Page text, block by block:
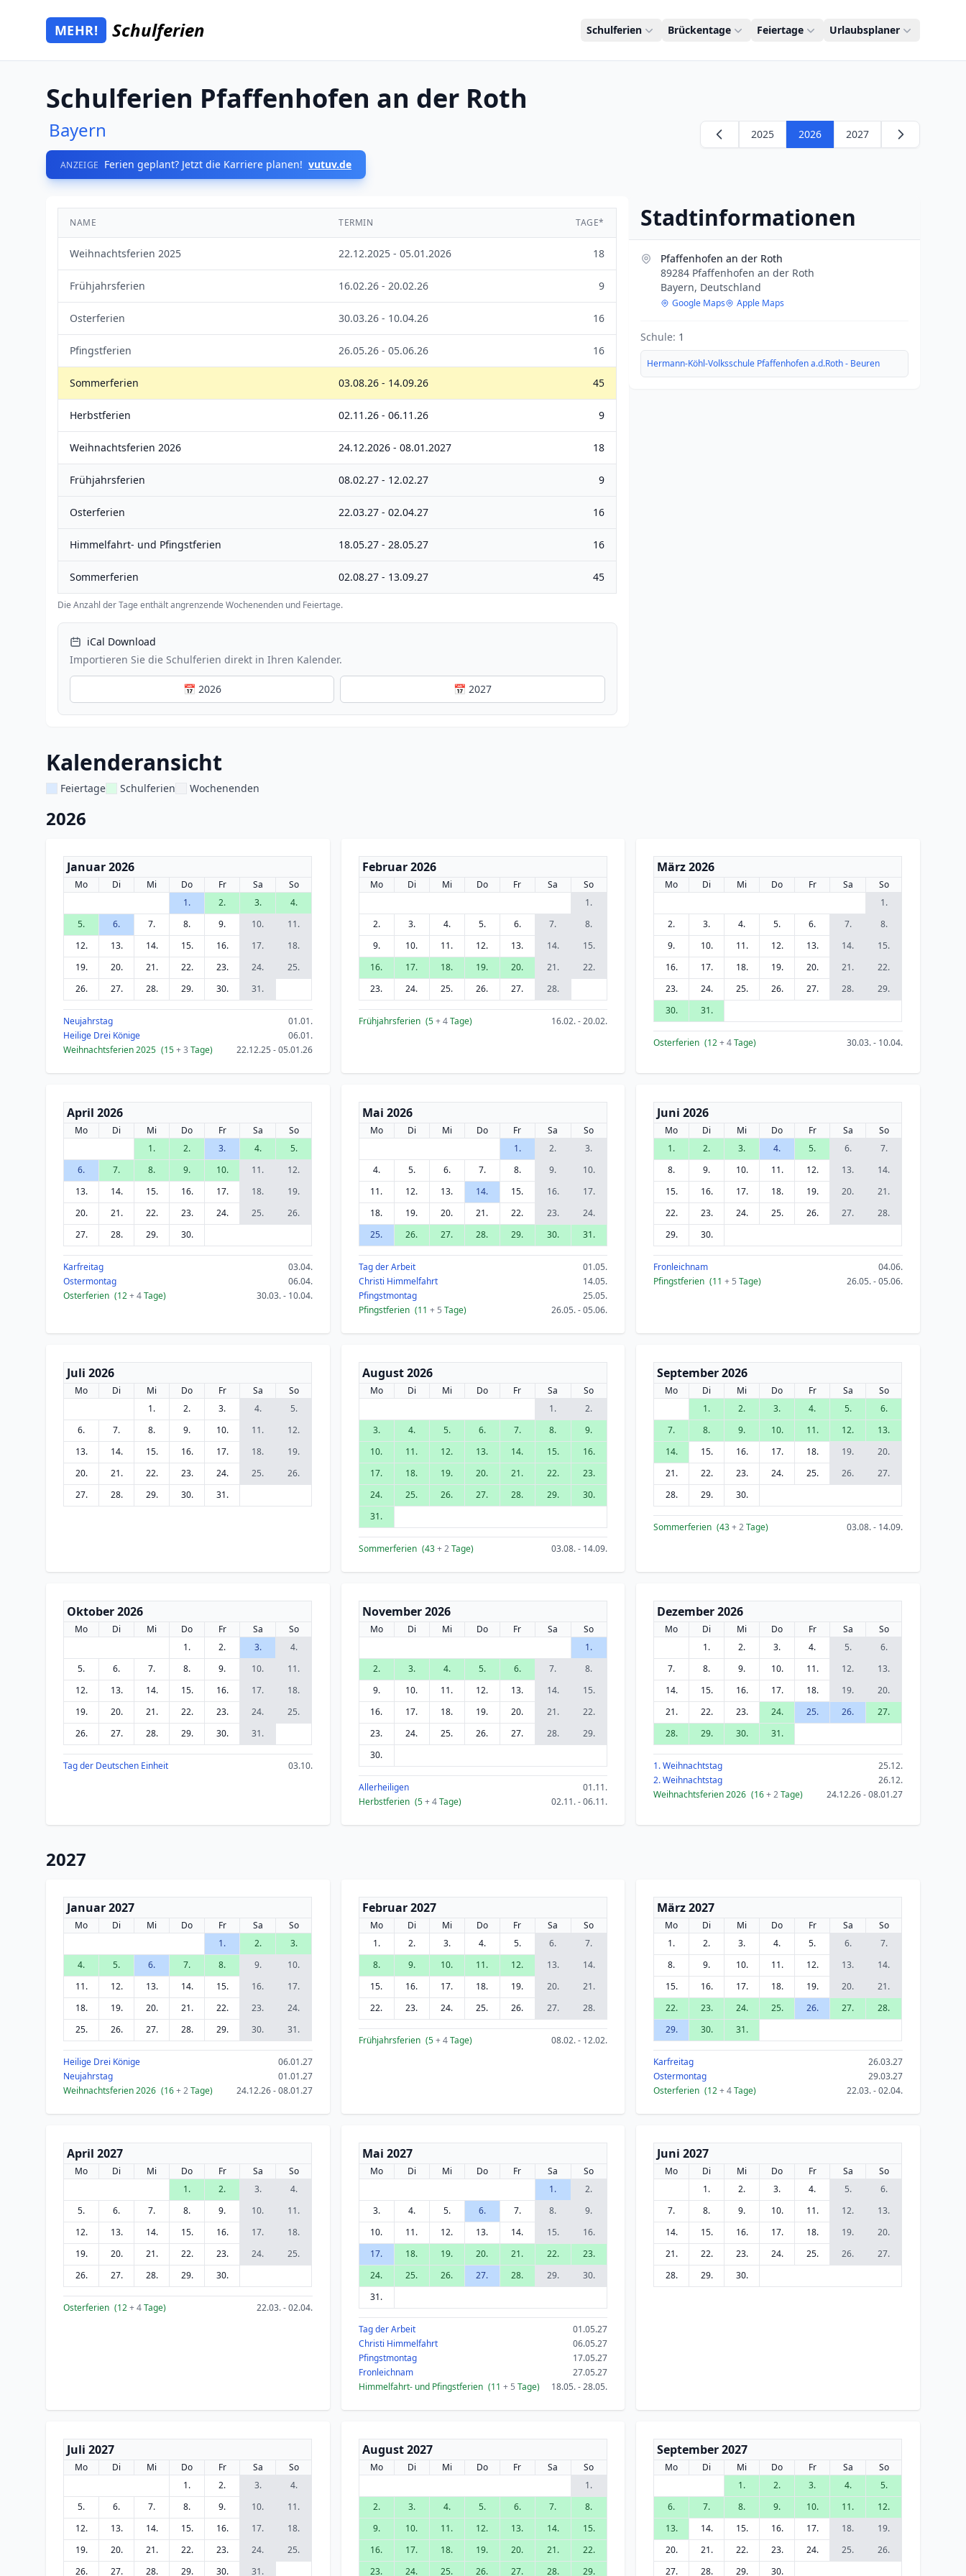
Zum Hauptinhalt springen
Mehr Schulferien
MEHR! Schulferien Schulferien Brückentage Feiertage Urlaubsplaner
Schulferien Pfaffenhofen an der Roth
Bayern
ANZEIGE Ferien geplant? Jetzt die Karriere planen! vutuv.de
2025 2026 2027
NAME TERMIN TAGE*
Weihnachtsferien 2025 22.12.2025 - 05.01.2026 18
Frühjahrsferien 16.02.26 - 20.02.26 9
Osterferien 30.03.26 - 10.04.26 16
Pfingstferien 26.05.26 - 05.06.26 16
Sommerferien 03.08.26 - 14.09.26 45
Herbstferien 02.11.26 - 06.11.26 9
Weihnachtsferien 2026 24.12.2026 - 08.01.2027 18
Frühjahrsferien 08.02.27 - 12.02.27 9
Osterferien 22.03.27 - 02.04.27 16
Himmelfahrt- und Pfingstferien 18.05.27 - 28.05.27 16
Sommerferien 02.08.27 - 13.09.27 45
Die Anzahl der Tage enthält angrenzende Wochenenden und Feiertage.
iCal Download
Importieren Sie die Schulferien direkt in Ihren Kalender.
📅 2026 📅 2027
Stadtinformationen
Pfaffenhofen an der Roth
89284 Pfaffenhofen an der Roth
Bayern, Deutschland
Google Maps Apple Maps
Schule: 1
Hermann-Köhl-Volksschule Pfaffenhofen a.d.Roth - Beuren
Kalenderansicht
Feiertage Schulferien Wochenenden
2026
Januar 2026
Mo Di Mi Do Fr Sa
So
1.
2. 3.
4.
5.
6. 7. 8. 9. 10.
11.
12.
13. 14. 15. 16. 17.
18.
19.
20. 21. 22. 23. 24.
25.
26.
27. 28. 29. 30. 31.
Neujahrstag
01.01.
Heilige Drei Könige
06.01.
Weihnachtsferien 2025 (15+ 3 Tage) 22.12.25 - 05.01.26
Februar 2026
Mo Di Mi Do Fr Sa
So
1.
2.
3. 4. 5. 6. 7.
8.
9.
10. 11. 12. 13. 14.
15.
16.
17. 18. 19. 20. 21.
22.
23.
24. 25. 26. 27. 28.
Frühjahrsferien (5+ 4Tage) 16.02. - 20.02.
März 2026
Mo Di Mi Do Fr Sa
So
1.
2.
3. 4. 5. 6. 7.
8.
9.
10. 11. 12. 13. 14.
15.
16.
17. 18. 19. 20. 21.
22.
23.
24. 25. 26. 27. 28.
29.
30.
31.
Osterferien (12+ 4Tage) 30.03. - 10.04.
April 2026
Mo Di Mi Do Fr Sa
So
1.
2. 3. 4.
5.
6.
7. 8. 9. 10. 11.
12.
13.
14. 15. 16. 17. 18.
19.
20.
21. 22. 23. 24. 25.
26.
27.
28. 29. 30.
Karfreitag
03.04.
Ostermontag
06.04.
Osterferien (12+ 4Tage) 30.03. - 10.04.
Mai 2026
Mo Di Mi Do Fr Sa
So
1.
2.
3.
4.
5. 6. 7. 8. 9.
10.
11.
12. 13. 14. 15. 16.
17.
18.
19. 20. 21. 22. 23.
24.
25.
26. 27. 28. 29. 30. 31.
Tag der Arbeit
01.05.
Christi Himmelfahrt
14.05.
Pfingstmontag
25.05.
Pfingstferien (11 + 5 Tage) 26.05. - 05.06.
Juni 2026
Mo Di Mi Do Fr Sa
So
1.
2. 3. 4. 5. 6.
7.
8.
9. 10. 11. 12. 13.
14.
15.
16. 17. 18. 19. 20.
21.
22.
23. 24. 25. 26. 27.
28.
29.
30.
Fronleichnam
04.06.
Pfingstferien (11+ 5 Tage) 26.05. - 05.06.
Juli 2026
Mo Di Mi Do Fr Sa
So
1.
2. 3. 4.
5.
6.
7. 8. 9. 10. 11.
12.
13.
14. 15. 16. 17. 18.
19.
20.
21. 22. 23. 24. 25.
26.
27.
28. 29. 30. 31.
August 2026
Mo Di Mi Do Fr Sa
So
1.
2.
3.
4. 5. 6. 7. 8.
9.
10.
11. 12. 13. 14. 15.
16.
17.
18. 19. 20. 21. 22.
23.
24.
25. 26. 27. 28. 29.
30.
31.
Sommerferien (43+ 2Tage) 03.08. - 14.09.
September 2026
Mo Di Mi Do Fr Sa
So
1.
2. 3. 4. 5.
6.
7.
8. 9. 10. 11. 12.
13.
14.
15. 16. 17. 18. 19.
20.
21.
22. 23. 24. 25. 26.
27.
28.
29. 30.
Sommerferien (43+ 2Tage) 03.08. - 14.09.
Oktober 2026
Mo Di Mi Do Fr Sa
So
1.
2. 3.
4.
5.
6. 7. 8. 9. 10.
11.
12.
13. 14. 15. 16. 17.
18.
19.
20. 21. 22. 23. 24.
25.
26.
27. 28. 29. 30. 31.
Tag der Deutschen Einheit 03.10.
November 2026
Mo Di Mi Do Fr Sa
So
1.
2.
3. 4. 5. 6. 7.
8.
9.
10. 11. 12. 13. 14.
15.
16.
17. 18. 19. 20. 21.
22.
23.
24. 25. 26. 27. 28.
29.
30.
Allerheiligen
01.11.
Herbstferien (5+ 4Tage) 02.11. - 06.11.
Dezember 2026
Mo Di Mi Do Fr Sa
So
1.
2. 3. 4. 5.
6.
7.
8. 9. 10. 11. 12.
13.
14.
15. 16. 17. 18. 19.
20.
21.
22. 23. 24. 25. 26.
27.
28.
29. 30. 31.
1. Weihnachtstag
25.12.
2. Weihnachtstag
26.12.
Weihnachtsferien 2026 (16+ 2Tage) 24.12.26 - 08.01.27
2027
Januar 2027
Mo Di Mi Do Fr Sa
So
1.
2.
3.
4.
5. 6. 7. 8. 9.
10.
11.
12. 13. 14. 15. 16.
17.
18.
19. 20. 21. 22. 23.
24.
25.
26. 27. 28. 29. 30. 31.
Heilige Drei Könige
06.01.27
Neujahrstag
01.01.27
Weihnachtsferien 2026 (16+ 2Tage) 24.12.26 - 08.01.27
Februar 2027
Mo Di Mi Do Fr Sa
So
1.
2. 3. 4. 5. 6.
7.
8.
9. 10. 11. 12. 13.
14.
15.
16. 17. 18. 19. 20.
21.
22.
23. 24. 25. 26. 27. 28.
Frühjahrsferien (5+ 4Tage) 08.02. - 12.02.
März 2027
Mo Di Mi Do Fr Sa
So
1.
2. 3. 4. 5. 6.
7.
8.
9. 10. 11. 12. 13.
14.
15.
16. 17. 18. 19. 20.
21.
22.
23. 24. 25. 26. 27.
28.
29.
30. 31.
Karfreitag
26.03.27
Ostermontag
29.03.27
Osterferien (12+ 4Tage) 22.03. - 02.04.
April 2027
Mo Di Mi Do Fr Sa
So
1.
2. 3.
4.
5.
6. 7. 8. 9. 10.
11.
12.
13. 14. 15. 16. 17.
18.
19.
20. 21. 22. 23. 24.
25.
26.
27. 28. 29. 30.
Osterferien (12+ 4Tage) 22.03. - 02.04.
Mai 2027
Mo Di Mi Do Fr Sa
So
1.
2.
3.
4. 5. 6. 7. 8.
9.
10.
11. 12. 13. 14. 15.
16.
17.
18. 19. 20. 21. 22.
23.
24.
25. 26. 27. 28. 29.
30.
31.
Tag der Arbeit
01.05.27
Christi Himmelfahrt
06.05.27
Pfingstmontag
17.05.27
Fronleichnam
27.05.27
Himmelfahrt- und Pfingstferien (11 + 5 Tage) 18.05. - 28.05.
Juni 2027
Mo Di Mi Do Fr Sa
So
1.
2. 3. 4. 5.
6.
7.
8. 9. 10. 11. 12.
13.
14.
15. 16. 17. 18. 19.
20.
21.
22. 23. 24. 25. 26.
27.
28.
29. 30.
Juli 2027
Mo Di Mi Do Fr Sa
So
1.
2. 3.
4.
5.
6. 7. 8. 9. 10.
11.
12.
13. 14. 15. 16. 17.
18.
19.
20. 21. 22. 23. 24.
25.
26.
27. 28. 29. 30. 31.
August 2027
Mo Di Mi Do Fr Sa
So
1.
2.
3. 4. 5. 6. 7.
8.
9.
10. 11. 12. 13. 14.
15.
16.
17. 18. 19. 20. 21.
22.
23.
24. 25. 26. 27. 28. 29.
September 2027
Mo Di Mi Do Fr Sa
So
1.
2. 3. 4.
5.
6.
7. 8. 9. 10. 11.
12.
13.
14. 15. 16. 17. 18.
19.
20.
21. 22. 23. 24. 25.
26.
27.
28. 29. 30.